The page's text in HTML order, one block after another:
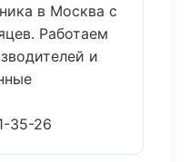
в Москва с
Работаем
и
35-26